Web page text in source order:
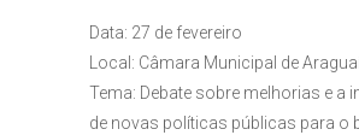
Data: 27 de fevereiro
Local: Câmara Municipal de
Tema: Debate sobre melhorias e a
de novas políticas públicas para o